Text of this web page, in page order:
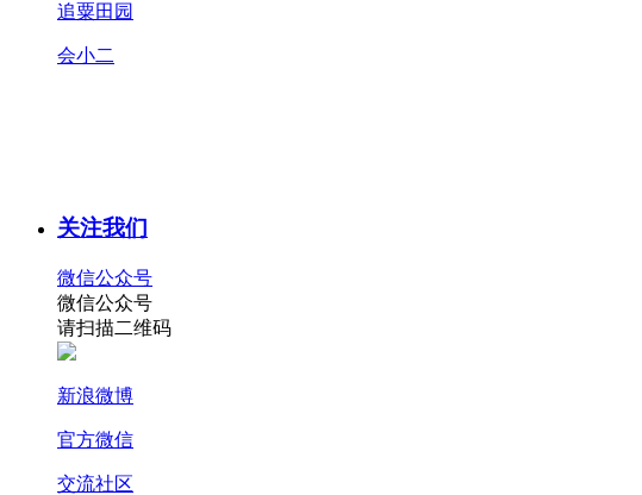
追粟田园
会小二
关注我们
微信公众号
微信公众号
请扫描二维码
新浪微博
官方微信
交流社区